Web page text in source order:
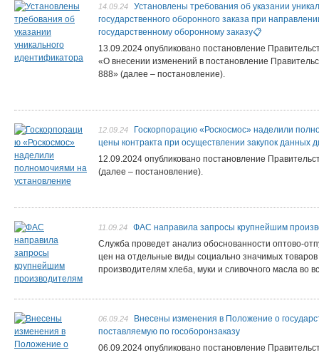
14.09.24
Установлены требования об указании
государственного оборонного заказа при
государственному оборонному заказу📋
13.09.2024 опубликовано постановление
«О внесении изменений в постановление
888» (далее – постановление).
12.09.24
Госкорпорацию «Роскосмос» наделили
цены контракта при осуществлении закупок данных
12.09.2024 опубликовано постановление
(далее – постановление).
11.09.24
ФАС направила запросы крупнейшим
Служба проведет анализ обоснованности оптово-
цен на отдельные виды социально значимых
производителям хлеба, муки и сливочного масла во
06.09.24
Внесены изменения в Положение о
поставляемую по гособоронзаказу
06.09.2024 опубликовано постановление